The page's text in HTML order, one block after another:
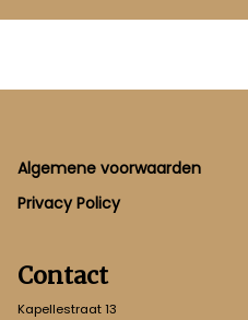
Footer
Algemene voorwaarden
Privacy Policy
Contact
Kapellestraat 13